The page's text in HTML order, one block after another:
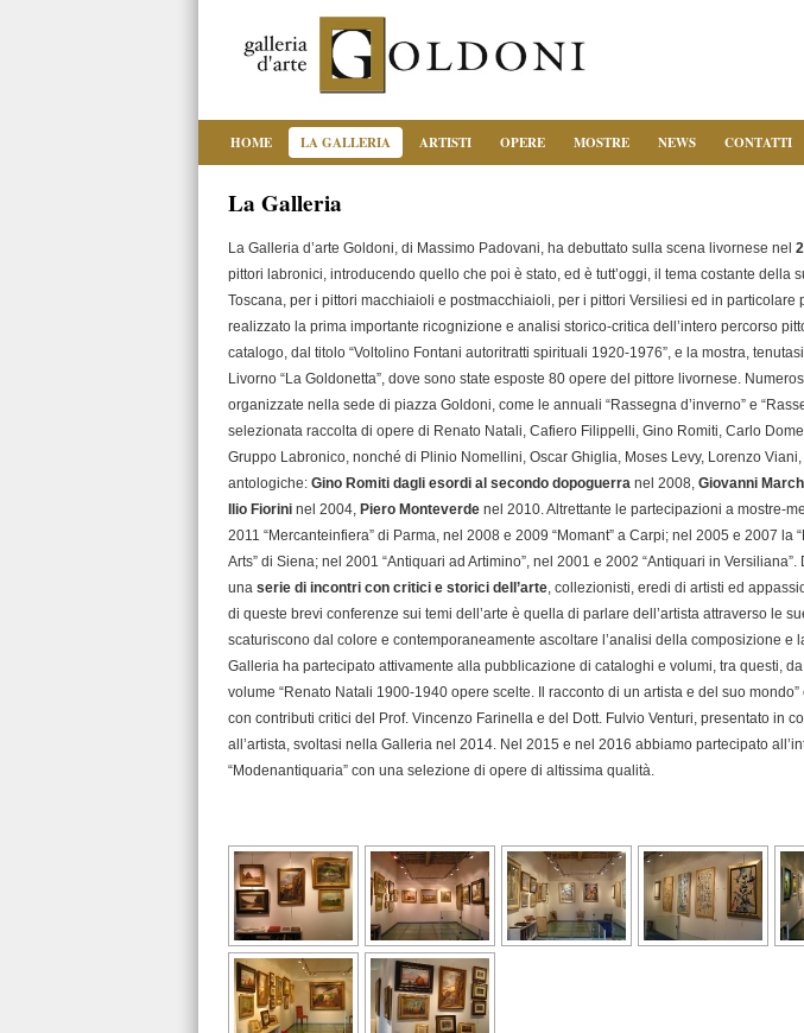
HOME LA GALLERIA ARTISTI OPERE MOSTRE NEWS CONTATTI
La Galleria
La Galleria d’arte Goldoni, di Massimo Padovani, ha debuttato sulla scena livornese nel
pittori labronici, introducendo quello che poi è stato, ed è tutt’oggi, il tema costante della
Toscana, per i pittori macchiaioli e postmacchiaioli, per i pittori Versiliesi ed in particolare
realizzato la prima importante ricognizione e analisi storico-critica dell’intero percorso
catalogo, dal titolo “Voltolino Fontani autoritratti spirituali 1920-1976”, e la mostra,
Livorno “La Goldonetta”, dove sono state esposte 80 opere del pittore livornese.
organizzate nella sede di piazza Goldoni, come le annuali “Rassegna d’inverno” e
selezionata raccolta di opere di Renato Natali, Cafiero Filippelli, Gino Romiti, Carlo
Gruppo Labronico, nonché di Plinio Nomellini, Oscar Ghiglia, Moses Levy, Lorenzo
antologiche: Gino Romiti dagli esordi al secondo dopoguerra nel 2008, Giovanni
Ilio Fiorini nel 2004, Piero Monteverde nel 2010. Altrettante le partecipazioni a mostre-
2011 “Mercanteinfiera” di Parma, nel 2008 e 2009 “Momant” a Carpi; nel 2005 e 2007 la
Arts” di Siena; nel 2001 “Antiquari ad Artimino”, nel 2001 e 2002 “Antiquari in
una serie di incontri con critici e storici dell’arte, collezionisti, eredi di artisti ed
di queste brevi conferenze sui temi dell’arte è quella di parlare dell’artista attraverso le
scaturiscono dal colore e contemporaneamente ascoltare l’analisi della composizione e
Galleria ha partecipato attivamente alla pubblicazione di cataloghi e volumi, tra questi,
volume “Renato Natali 1900-1940 opere scelte. Il racconto di un artista e del suo
con contributi critici del Prof. Vincenzo Farinella e del Dott. Fulvio Venturi, presentato in
all’artista, svoltasi nella Galleria nel 2014. Nel 2015 e nel 2016 abbiamo partecipato
“Modenantiquaria” con una selezione di opere di altissima qualità.